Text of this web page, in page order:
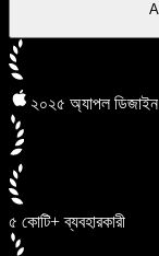
২০২৫ অ্যাপল ডিজাইন
৫ কোটি+ ব্যবহারকারী